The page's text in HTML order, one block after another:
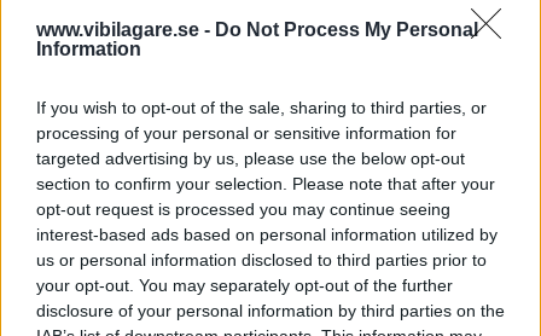
www.vibilagare.se - Do Not Process My Personal
Information
If you wish to opt-out of the sale, sharing to third parties, or
processing of your personal or sensitive information for
targeted advertising by us, please use the below opt-out
section to confirm your selection. Please note that after your
opt-out request is processed you may continue seeing
interest-based ads based on personal information utilized by
us or personal information disclosed to third parties prior to
your opt-out. You may separately opt-out of the further
disclosure of your personal information by third parties on the
storsäljaren: Bensindrivna A 180 med manuell växellåda. Nya
A-klass kommer till bilhallarna i början av maj.
: Vad tycker du om Mercedes A-klass?